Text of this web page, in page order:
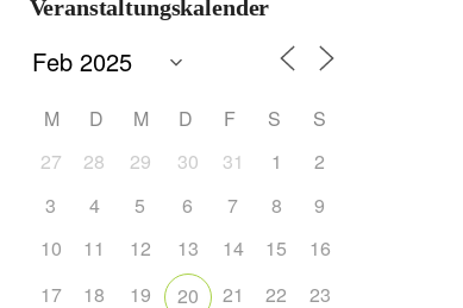
Veranstaltungskalender
M D M D F S
S
27
28 29 30 31 1
2
3
4 5 6 7 8
9
10
11 12 13 14 15
16
17
18 19 20 21 22
23